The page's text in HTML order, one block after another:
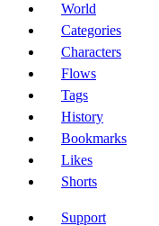
World
Categories
Characters
Flows
Tags
History
Bookmarks
Likes
Shorts
Support